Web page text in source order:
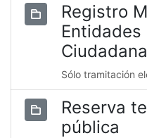
Registro
Entidades
Sólo tramitación
Reserva
pública